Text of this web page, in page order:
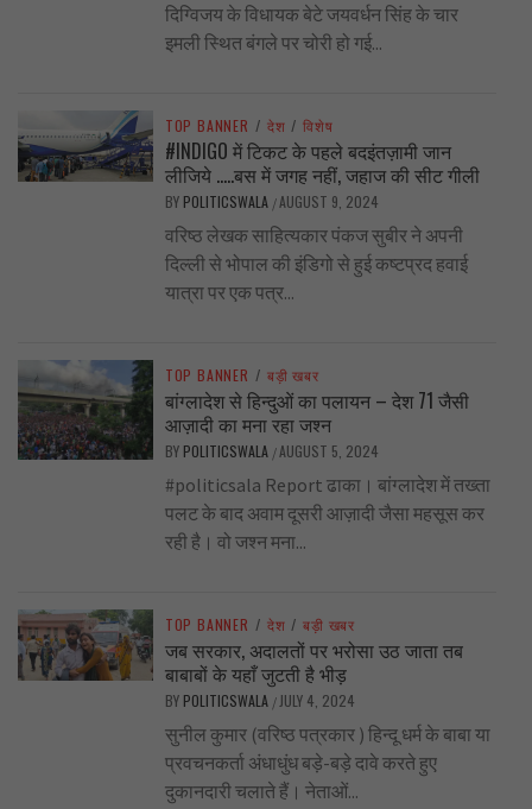
दिग्विजय के विधायक बेटे जयवर्धन सिंह के चार
इमली स्थित बंगले पर चोरी हो गई...
TOP BANNER / देश / विशेष
#INDIGO में टिकट के पहले बदइंतज़ामी जान
लीजिये …..बस में जगह नहीं, जहाज की सीट गीली
BY POLITICSWALA /AUGUST 9, 2024
वरिष्ठ लेखक साहित्यकार पंकज सुबीर ने अपनी
दिल्ली से भोपाल की इंडिगो से हुई कष्टप्रद हवाई
यात्रा पर एक पत्र...
TOP BANNER / बड़ी खबर
बांग्लादेश से हिन्दुओं का पलायन – देश 71 जैसी
आज़ादी का मना रहा जश्न
BY POLITICSWALA /AUGUST 5, 2024
#politicsala Report ढाका। बांग्लादेश में तख्ता
पलट के बाद अवाम दूसरी आज़ादी जैसा महसूस कर
रही है। वो जश्न मना...
TOP BANNER / देश / बड़ी खबर
जब सरकार, अदालतों पर भरोसा उठ जाता तब
बाबाबों के यहाँ जुटती है भीड़
BY POLITICSWALA / JULY 4, 2024
सुनील कुमार (वरिष्ठ पत्रकार ) हिन्दू धर्म के बाबा या
प्रवचनकर्ता अंधाधुंध बड़े-बड़े दावे करते हुए
दुकानदारी चलाते हैं। नेताओं...